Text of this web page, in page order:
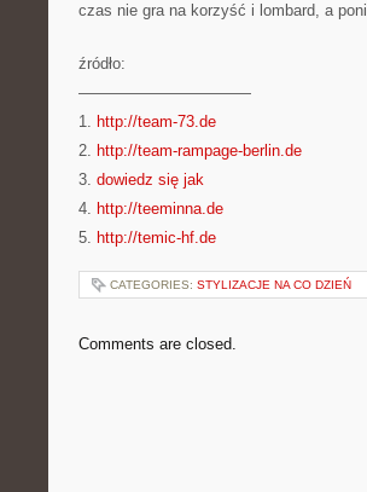
czas nie gra na korzyść i lombard, a
źródło:
———————————
1. http://team-73.de
2. http://team-rampage-berlin.de
3. dowiedz się jak
4. http://teeminna.de
5. http://temic-hf.de
CATEGORIES: STYLIZACJE NA CO DZIEŃ
Comments are closed.